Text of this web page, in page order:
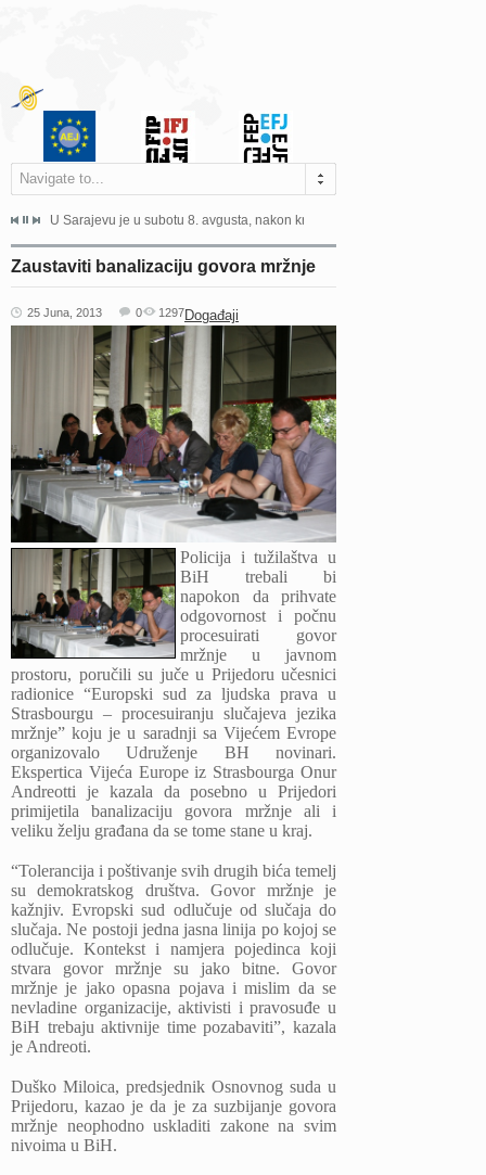
Navigate to...
na zahtjeve za pristup informacijama u zakonskom...
U Sarajevu je u subotu 8. avgusta, nakon kraće bolesti, preminuo
Zaustaviti banalizaciju govora mržnje
25 Juna, 2013 Događaji
0 1297
Policija i tužilaštva u
BiH trebali bi
napokon da prihvate
odgovornost i počnu
procesuirati govor
mržnje u javnom
prostoru, poručili su juče u Prijedoru učesnici
radionice “Europski sud za ljudska prava u
Strasbourgu – procesuiranju slučajeva jezika
mržnje” koju je u saradnji sa Vijećem Evrope
organizovalo Udruženje BH novinari.
Ekspertica Vijeća Europe iz Strasbourga Onur
Andreotti je kazala da posebno u Prijedori
primijetila banalizaciju govora mržnje ali i
veliku želju građana da se tome stane u kraj.
“Tolerancija i poštivanje svih drugih bića temelj
su demokratskog društva. Govor mržnje je
kažnjiv. Evropski sud odlučuje od slučaja do
slučaja. Ne postoji jedna jasna linija po kojoj se
odlučuje. Kontekst i namjera pojedinca koji
stvara govor mržnje su jako bitne. Govor
mržnje je jako opasna pojava i mislim da se
nevladine organizacije, aktivisti i pravosuđe u
BiH trebaju aktivnije time pozabaviti”, kazala
je Andreoti.
Duško Miloica, predsjednik Osnovnog suda u
Prijedoru, kazao je da je za suzbijanje govora
mržnje neophodno uskladiti zakone na svim
nivoima u BiH.